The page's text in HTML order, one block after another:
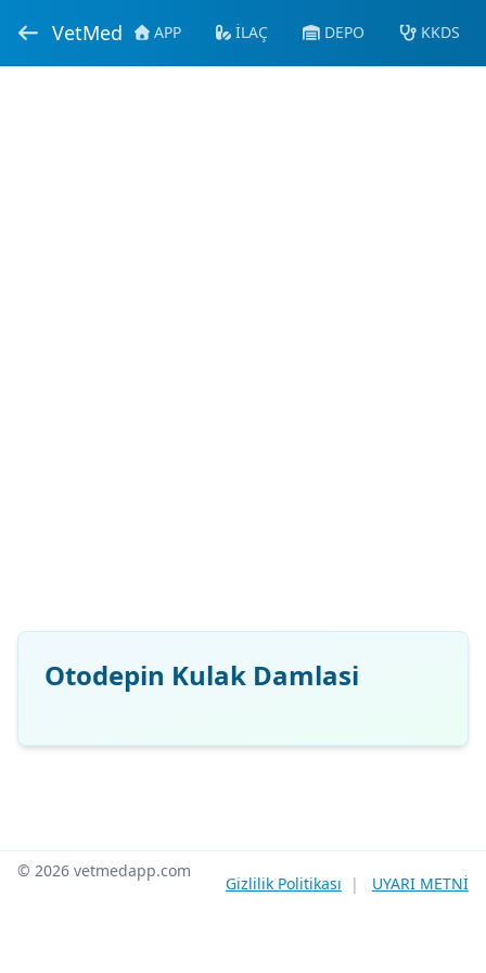
VetMed APP İLAÇ DEPO KKDS
Otodepin Kulak Damlasi
© 2026 vetmedapp.com
Gizlilik Politikası | UYARI METNİ